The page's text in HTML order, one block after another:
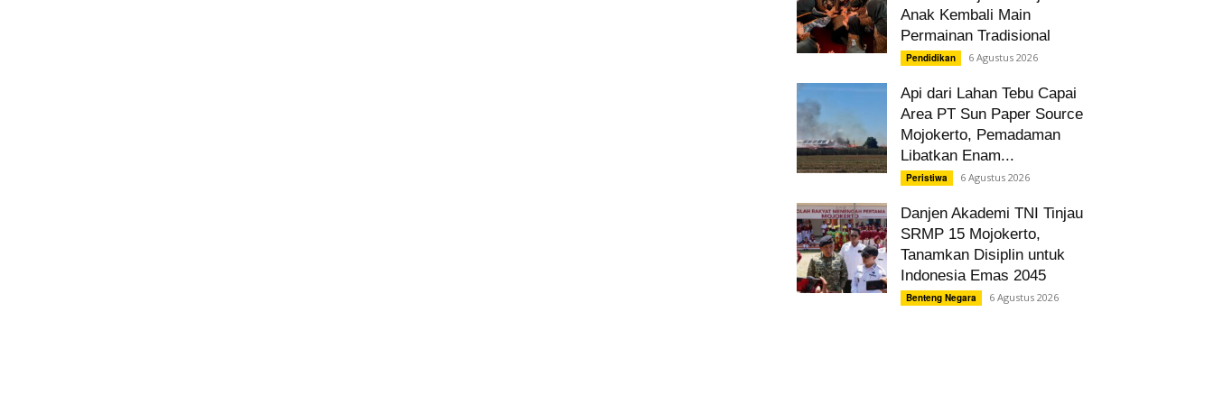
Anak Kembali Main
Permainan Tradisional
Pendidikan 6 Agustus 2026
Api dari Lahan Tebu Capai
Area PT Sun Paper Source
Mojokerto, Pemadaman
Libatkan Enam...
Peristiwa 6 Agustus 2026
Danjen Akademi TNI Tinjau
SRMP 15 Mojokerto,
Tanamkan Disiplin untuk
Indonesia Emas 2045
Benteng Negara 6 Agustus 2026